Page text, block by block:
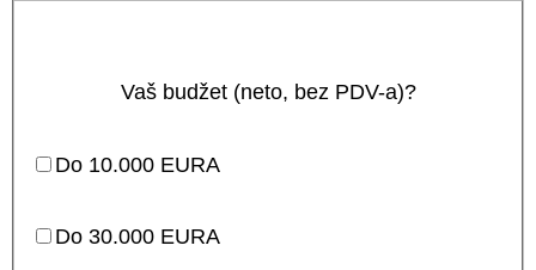
Vaš budžet (neto, bez PDV-a)?
Do 10.000 EURA
Do 30.000 EURA